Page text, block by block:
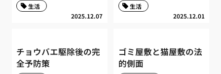
2025.12.07
生活
2025.12.01
生活
チョウバエ駆除後の完
全予防策
ゴミ屋敷と猫屋敷の法
的側面